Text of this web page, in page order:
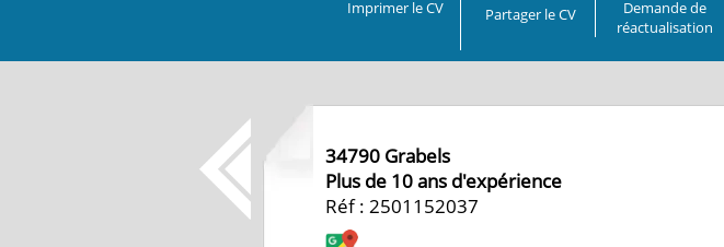
Imprimer le CV Partager le CV
Demande de
réactualisation
34790 Grabels
Plus de 10 ans d'expérience
Réf : 2501152037